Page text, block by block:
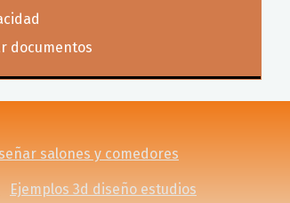
documentos
salones y comedores
Ejemplos 3d diseño estudios